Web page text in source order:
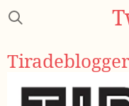
Ga
de
Tiradeblogger